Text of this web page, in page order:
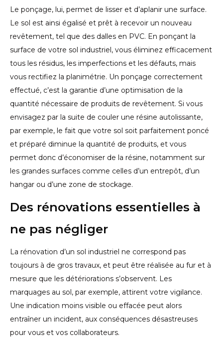
Le ponçage, lui, permet de lisser et d’aplanir une surface.
Le sol est ainsi égalisé et prêt à recevoir un nouveau
revêtement, tel que des dalles en PVC. En ponçant la
surface de votre sol industriel, vous éliminez efficacement
tous les résidus, les imperfections et les défauts, mais
vous rectifiez la planimétrie. Un ponçage correctement
effectué, c’est la garantie d’une optimisation de la
quantité nécessaire de produits de revêtement. Si vous
envisagez par la suite de couler une résine autolissante,
par exemple, le fait que votre sol soit parfaitement poncé
et préparé diminue la quantité de produits, et vous
permet donc d’économiser de la résine, notamment sur
les grandes surfaces comme celles d’un entrepôt, d’un
hangar ou d’une zone de stockage.
Des rénovations essentielles à
ne pas négliger
La rénovation d’un sol industriel ne correspond pas
toujours à de gros travaux, et peut être réalisée au fur et à
mesure que les détériorations s’observent. Les
marquages au sol, par exemple, attirent votre vigilance.
Une indication moins visible ou effacée peut alors
entraîner un incident, aux conséquences désastreuses
pour vous et vos collaborateurs.